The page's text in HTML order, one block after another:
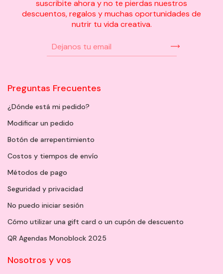
suscribite ahora y no te pierdas nuestros
descuentos, regalos y muchas oportunidades de
nutrir tu vida creativa.
Preguntas Frecuentes
¿Dónde está mi pedido?
Modificar un pedido
Botón de arrepentimiento
Costos y tiempos de envío
Métodos de pago
Seguridad y privacidad
No puedo iniciar sesión
Cómo utilizar una gift card o un cupón de descuento
QR Agendas Monoblock 2025
Nosotros y vos